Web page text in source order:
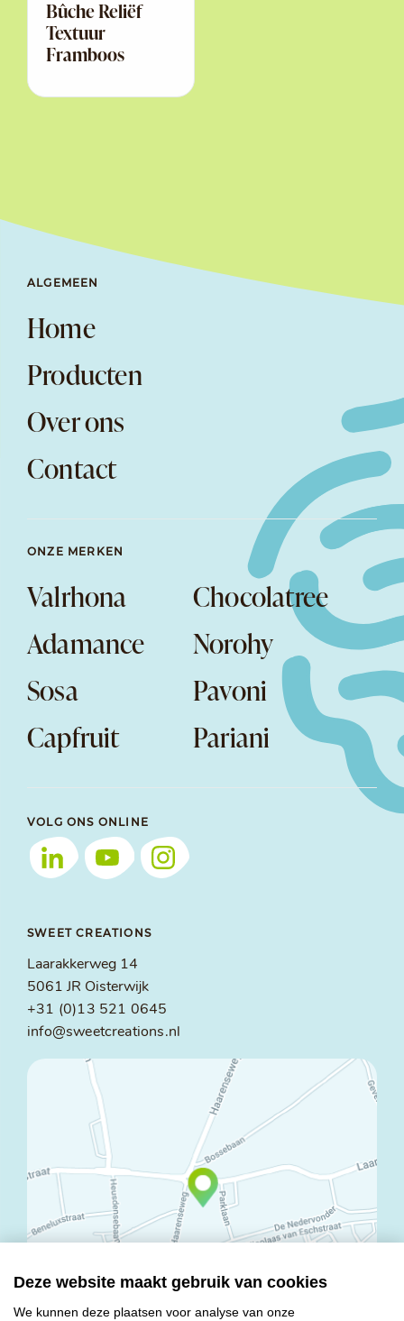
Deze website maakt gebruik van cookies
We kunnen deze plaatsen voor analyse van onze
Bûche Reliëf
Textuur
Framboos
ALGEMEEN
Home
Producten
Over ons
Contact
ONZE MERKEN
Valrhona
Chocolatree
Adamance
Norohy
Sosa
Pavoni
Capfruit
Pariani
VOLG ONS ONLINE
SWEET CREATIONS
Laarakkerweg 14
5061 JR Oisterwijk
+31 (0)13 521 0645
info@sweetcreations.nl